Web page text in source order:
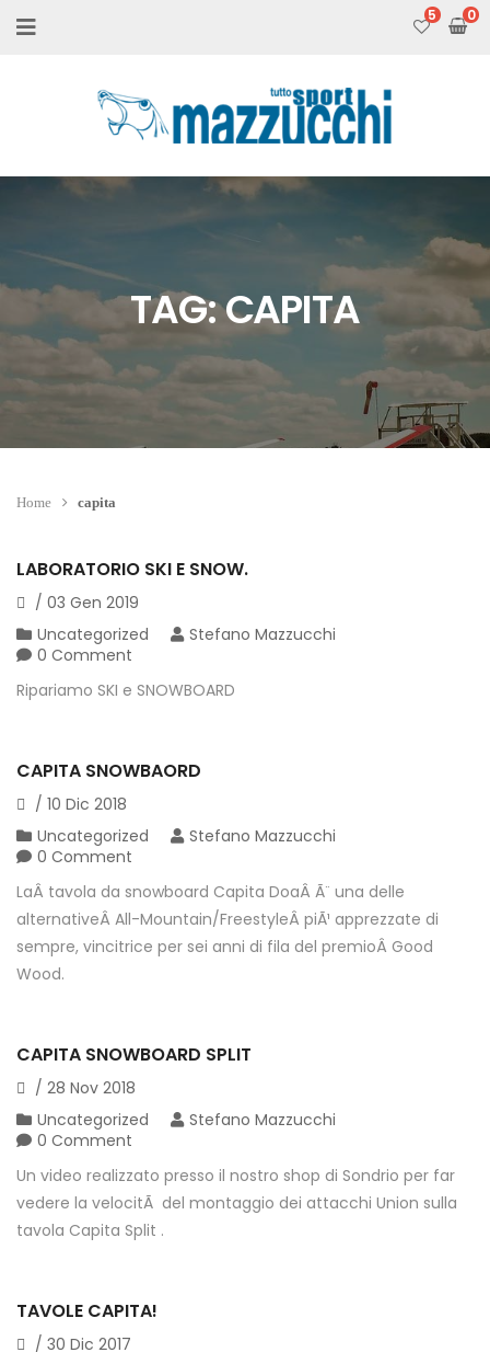
5
TAG:CAPITA
Home capita
LABORATORIO SKI E SNOW.
/ 03 Gen 2019
Uncategorized
Stefano Mazzucchi
0 Comment
Ripariamo SKI e SNOWBOARD
CAPITA SNOWBAORD
/ 10 Dic 2018
Uncategorized
Stefano Mazzucchi
0 Comment
LaÂ tavola da snowboard Capita DoaÂ Ã¨ una delle
alternativeÂ All-Mountain/FreestyleÂ piÃ¹ apprezzate di
sempre, vincitrice per sei anni di fila del premioÂ Good
Wood.
CAPITA SNOWBOARD SPLIT
/ 28 Nov 2018
Uncategorized
Stefano Mazzucchi
0 Comment
Un video realizzato presso il nostro shop di Sondrio per far
vedere la velocitÃ del montaggio dei attacchi Union sulla
tavola Capita Split .
TAVOLE CAPITA!
/ 30 Dic 2017